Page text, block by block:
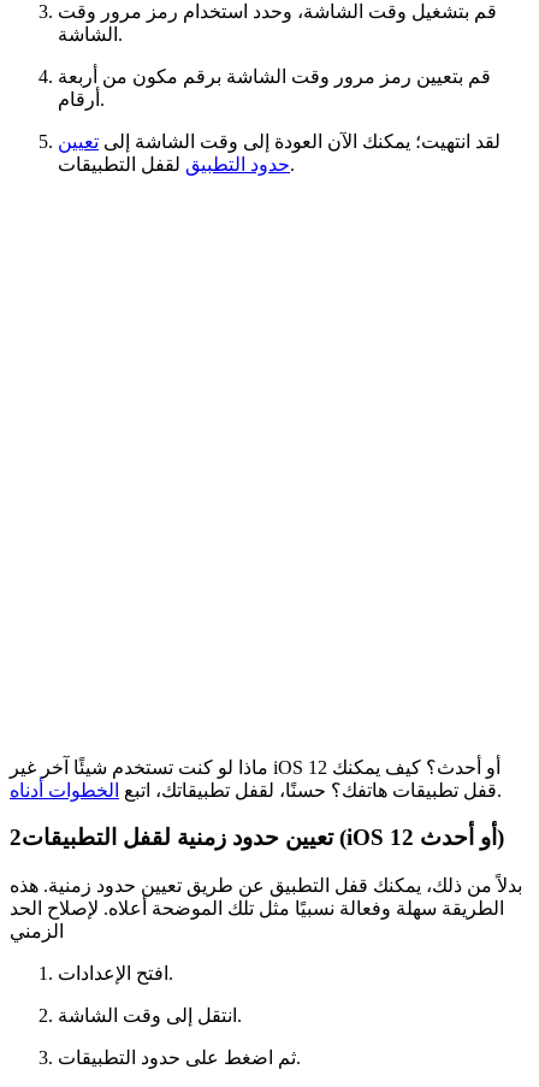
قم بتشغيل وقت الشاشة، وحدد استخدام رمز مرور وقت
الشاشة.
قم بتعيين رمز مرور وقت الشاشة برقم مكون من أربعة
أرقام.
لقد انتهيت؛ يمكنك الآن العودة إلى وقت الشاشة إلى تعيين
حدود التطبيقلقفل التطبيقات.
ماذا لو كنت تستخدم شيئًا آخر غير iOS 12 أو أحدث؟ كيف يمكنك
قفل تطبيقات هاتفك؟ حسنًا، لقفل تطبيقاتك، اتبع الخطوات أدناه .
2 تعيين حدود زمنية لقفل التطبيقات (iOS 12 أو أحدث)
بدلاً من ذلك، يمكنك قفل التطبيق عن طريق تعيين حدود زمنية. هذه
الطريقة سهلة وفعالة نسبيًا مثل تلك الموضحة أعلاه. لإصلاح الحد
الزمني
افتح الإعدادات.
انتقل إلى وقت الشاشة.
ثم اضغط على حدود التطبيقات.